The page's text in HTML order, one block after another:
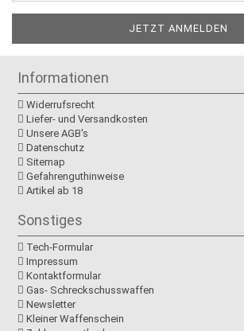
Informationen
Widerrufsrecht
Liefer- und Versandkosten
Unsere AGB's
Datenschutz
Sitemap
Gefahrenguthinweise
Artikel ab 18
Sonstiges
Tech-Formular
Impressum
Kontaktformular
Gas- Schreckschusswaffen
Newsletter
Kleiner Waffenschein